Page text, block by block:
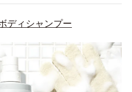
ディシャンプー